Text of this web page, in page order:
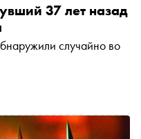
37 лет назад
случайно во